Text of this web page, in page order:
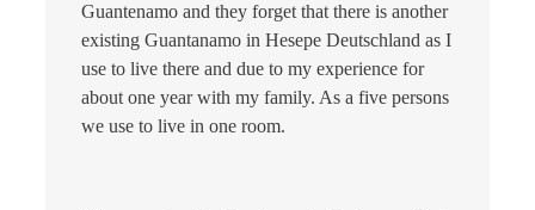
Guantenamo and they forget that there is another
existing Guantanamo in Hesepe Deutschland as I
use to live there and due to my experience for
about one year with my family. As a five persons
we use to live in one room.